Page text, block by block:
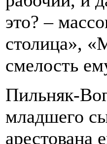
это? –
столица»,
смелость
Пильняк-
младшего
арестована